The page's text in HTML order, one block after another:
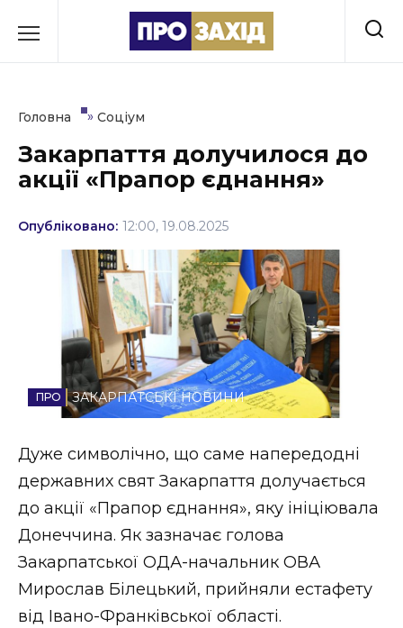
до
Культура
Освіта
Події
Політика
Соціум
Спорт
Стиль життя
Втрачений Ужгород
Втрачений Ужгород (відеоверсія)
ЗАКАРПАТСЬКІ НОВИНИ
Головна » Соціум
Закарпаття долучилося до
акції «Прапор єднання»
Опубліковано: 12:00, 19.08.2025
ЗАКАРПАТСЬКІ НОВИНИ
Дуже символічно, що саме напередодні
державних свят Закарпаття долучається
до акції «Прапор єднання», яку ініціювала
Донеччина. Як зазначає голова
Закарпатської ОДА-начальник ОВА
Мирослав Білецький, прийняли естафету
від Івано-Франківської області.